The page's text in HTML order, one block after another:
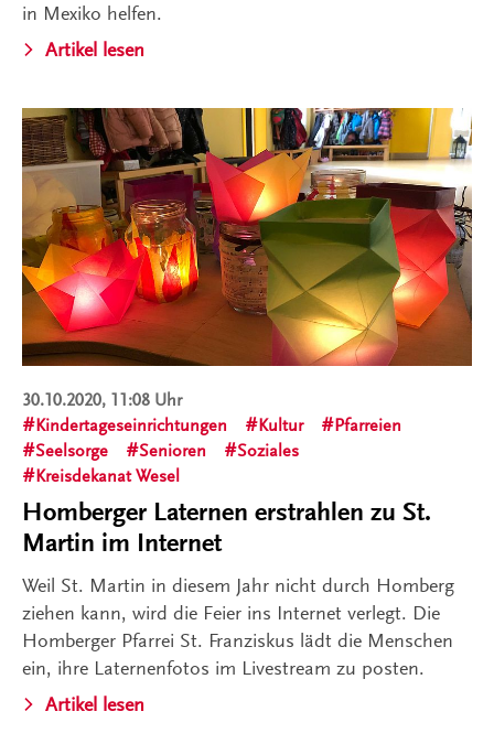
in Mexiko helfen.
Artikel lesen
30.10.2020, 11:08 Uhr
Kindertageseinrichtungen
Kultur
Pfarreien
Seelsorge
Senioren
Soziales
Kreisdekanat Wesel
Homberger Laternen erstrahlen zu St.
Martin im Internet
Weil St. Martin in diesem Jahr nicht durch Homberg
ziehen kann, wird die Feier ins Internet verlegt. Die
Homberger Pfarrei St. Franziskus lädt die Menschen
ein, ihre Laternenfotos im Livestream zu posten.
Artikel lesen